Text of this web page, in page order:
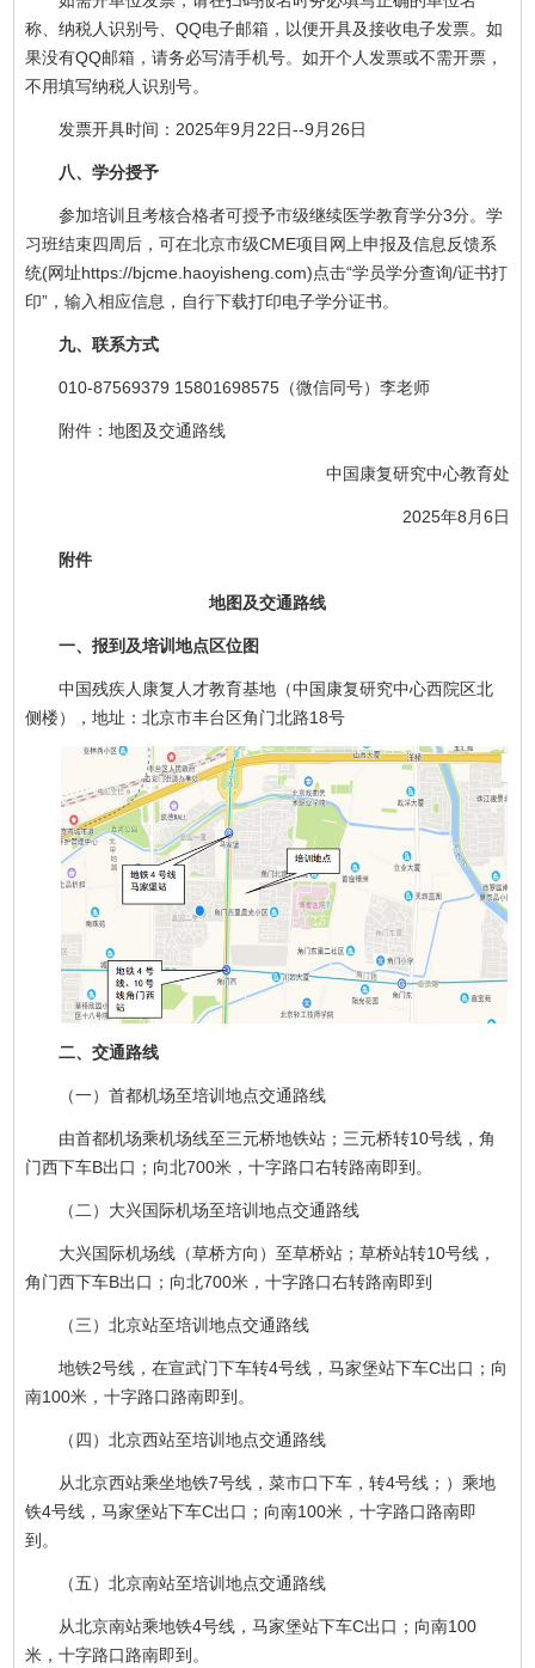
称、纳税人识别号、QQ电子邮箱，以便开具及接收电子发票。如
果没有QQ邮箱，请务必写清手机号。如开个人发票或不需开票，
不用填写纳税人识别号。
发票开具时间：2025年9月22日--9月26日
八、学分授予
参加培训且考核合格者可授予市级继续医学教育学分3分。学
习班结束四周后，可在北京市级CME项目网上申报及信息反馈系
统(网址https://bjcme.haoyisheng.com)点击“学员学分查询/证书打
印”，输入相应信息，自行下载打印电子学分证书。
九、联系方式
010-87569379 15801698575（微信同号）李老师
附件：地图及交通路线
中国康复研究中心教育处
2025年8月6日
附件
地图及交通路线
一、报到及培训地点区位图
中国残疾人康复人才教育基地（中国康复研究中心西院区北
侧楼），地址：北京市丰台区角门北路18号
二、交通路线
（一）首都机场至培训地点交通路线
由首都机场乘机场线至三元桥地铁站；三元桥转10号线，角
门西下车B出口；向北700米，十字路口右转路南即到。
（二）大兴国际机场至培训地点交通路线
大兴国际机场线（草桥方向）至草桥站；草桥站转10号线，
角门西下车B出口；向北700米，十字路口右转路南即到
（三）北京站至培训地点交通路线
地铁2号线，在宣武门下车转4号线，马家堡站下车C出口；向
南100米，十字路口路南即到。
（四）北京西站至培训地点交通路线
从北京西站乘坐地铁7号线，菜市口下车，转4号线；）乘地
铁4号线，马家堡站下车C出口；向南100米，十字路口路南即
到。
（五）北京南站至培训地点交通路线
从北京南站乘地铁4号线，马家堡站下车C出口；向南100
米，十字路口路南即到。